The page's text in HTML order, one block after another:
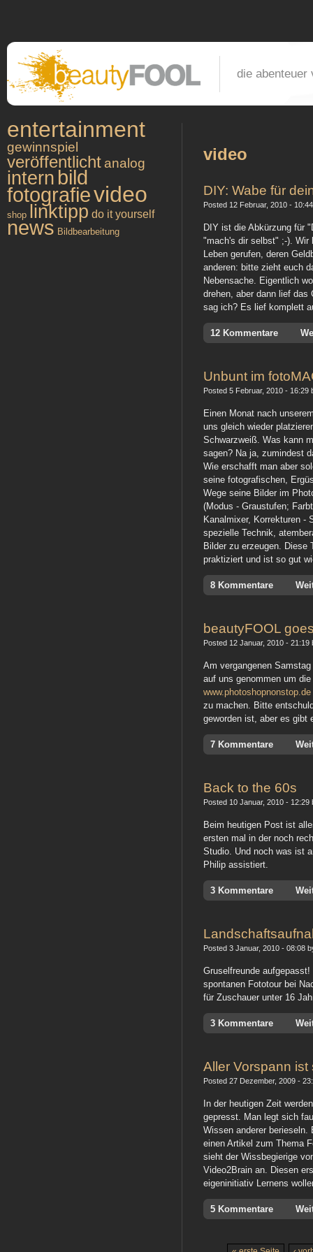
die abenteuer
entertainment
gewinnspiel
veröffentlicht analog
intern bild
fotografievideo
shop linktipp do it yourself
news Bildbearbeitung
video
DIY: Wabe für
Posted 12 Februar, 2010 -
DIY ist die Abkürzung für
"mach's dir selbst" ;-). Wir
Leben gerufen, deren
anderen: bitte zieht euch
Nebensache. Eigentlich
drehen, aber dann lief das
sag ich? Es lief komplett
12 Kommentare
Unbunt im
Posted 5 Februar, 2010 - 16:29
Einen Monat nach
uns gleich wieder
Schwarzweiß. Was kann
sagen? Na ja, zumindest
Wie erschafft man aber
seine fotografischen,
Wege seine Bilder im
(Modus - Graustufen;
Kanalmixer, Korrekturen -
spezielle Technik,
Bilder zu erzeugen. Diese
praktiziert und ist so gut
8 Kommentare
beautyFOOL
Posted 12 Januar, 2010 - 21:19
Am vergangenen
auf uns genommen um
www.photoshopnonstop.de
zu machen. Bitte
geworden ist, aber es gibt
7 Kommentare
Back to the 60s
Posted 10 Januar, 2010 - 12:29
Beim heutigen Post ist
ersten mal in der noch
Studio. Und noch was ist
Philip assistiert.
3 Kommentare
Posted 3 Januar, 2010 - 08:08
Gruselfreunde
spontanen Fototour bei
für Zuschauer unter 16
3 Kommentare
Aller Vorspann ist
Posted 27 Dezember, 2009 -
In der heutigen Zeit
gepresst. Man legt sich
Wissen anderer
einen Artikel zum Thema
sieht der Wissbegierige
Video2Brain an. Diesen
eigeninitiativ Lernens
5 Kommentare